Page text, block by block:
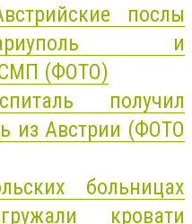
послы
и
(ФОТО)
получил
из Австрии (ФОТО
больницах
кровати